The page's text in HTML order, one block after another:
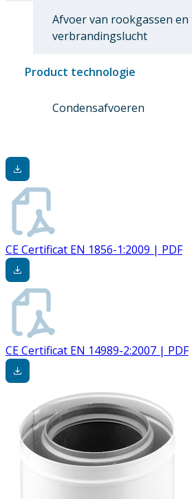
Afvoer van rookgassen
verbrandingslucht
Product technologie
Condensafvoeren
CE Certificat EN 1856-1:2009 | PDF
CE Certificat EN 14989-2:2007 | PDF